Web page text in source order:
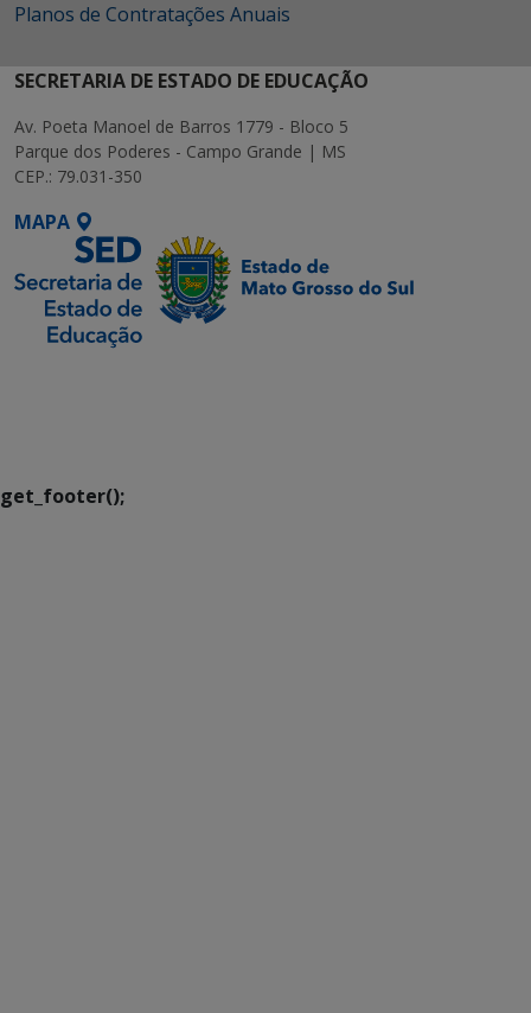
Planos de Contratações Anuais
SECRETARIA DE ESTADO DE EDUCAÇÃO
Av. Poeta Manoel de Barros 1779 - Bloco 5
Parque dos Poderes - Campo Grande | MS
CEP.: 79.031-350
MAPA
get_footer();